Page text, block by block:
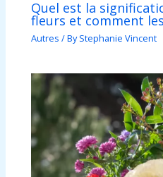
Quel est la
fleurs et comment
Autres / ByStephanie Vincent